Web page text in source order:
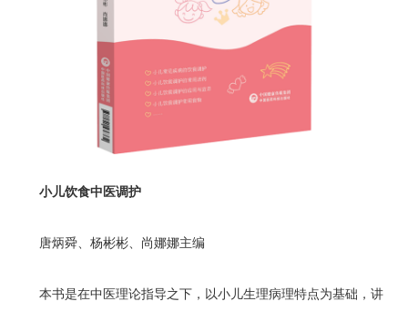
小儿饮食中医调护
唐炳舜、杨彬彬、尚娜娜主编
本书是在中医理论指导之下，以小儿生理病理特点为基础，讲